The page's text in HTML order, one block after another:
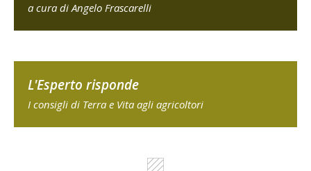
a cura di Angelo Frascarelli
L'Esperto risponde
I consigli di Terra e Vita agli agricoltori